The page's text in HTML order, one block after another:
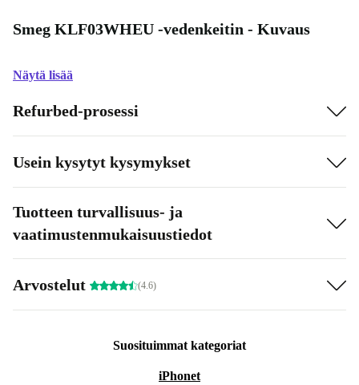
Smeg KLF03WHEU -vedenkeitin - Kuvaus
Näytä lisää
Refurbed-prosessi
Usein kysytyt kysymykset
Tuotteen turvallisuus- ja
vaatimustenmukaisuustiedot
Arvostelut (4.6)
Suosituimmat kategoriat
iPhonet